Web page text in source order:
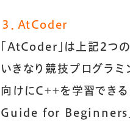
３．AtCoder
AtCoder 」は上記2つ
いきなり競技プログラ
向けにC++を学習できる
Guide for Beginners